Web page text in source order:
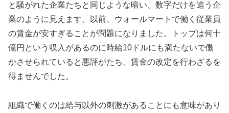
と騒がれた企業たちと同じような暗い、数字だけを追う企
業のように見えます。以前、ウォールマートで働く従業員
の賃金が安すぎることが問題になりました。トップは何十
億円という収入があるのに時給10ドルにも満たないで働
かさせられていると悪評がたち、賃金の改定を行わざるを
得ませんでした。
組織で働くのは給与以外の刺激があることにも意味があり